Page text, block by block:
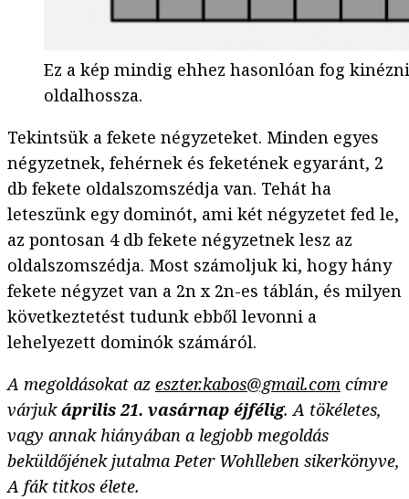
Ez a kép mindig ehhez hasonlóan fog
oldalhossza.
Tekintsük a fekete négyzeteket. Minden egyes
négyzetnek, fehérnek és feketének egyaránt, 2
db fekete oldalszomszédja van. Tehát ha
leteszünk egy dominót, ami két négyzetet fed le,
az pontosan 4 db fekete négyzetnek lesz az
oldalszomszédja. Most számoljuk ki, hogy hány
fekete négyzet van a 2n x 2n-es táblán, és milyen
következtetést tudunk ebből levonni a
lehelyezett dominók számáról.
A megoldásokat az eszter.kabos@gmail.com címre
várjukáprilis 21. vasárnap éjfélig. A tökéletes,
vagy annak hiányában a legjobb megoldás
beküldőjének jutalma Peter Wohlleben sikerkönyve,
A fák titkos élete.